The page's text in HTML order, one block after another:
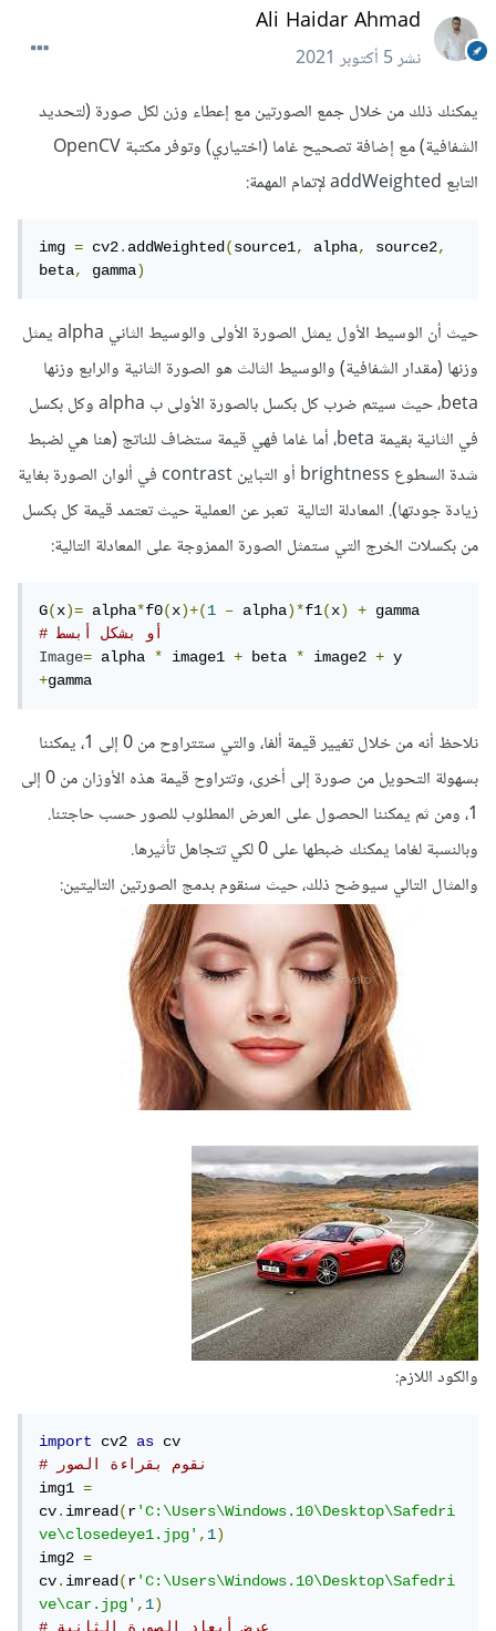
Ali Haidar Ahmad
نشر5 أكتوبر 2021
يمكنك ذلك من خلال جمع الصورتين مع إعطاء وزن لكل صورة (لتحديد
الشفافية) مع إضافة تصحيح غاما (اختياري) وتوفر مكتبة OpenCV
التابع addWeighted لإتمام المهمة:
img = cv2.addWeighted(source1, alpha, source2,
beta, gamma)
حيث أن الوسيط الأول يمثل الصورة الأولى والوسيط الثاني alpha يمثل
وزنها (مقدار الشفافية) والوسيط الثالث هو الصورة الثانية والرابع وزنها
beta، حيث سيتم ضرب كل بكسل بالصورة الأولى ب alpha وكل بكسل
في الثانية بقيمة beta، أما غاما فهي قيمة ستضاف للناتج (هنا هي لضبط
شدة السطوع brightness أو التباين contrast في ألوان الصورة بغاية
زيادة جودتها). المعادلة التالية تعبر عن العملية حيث تعتمد قيمة كل بكسل
من بكسلات الخرج التي ستمثل الصورة الممزوجة على المعادلة التالية:
G(x)= alpha*f0(x)+(1 – alpha)*f1(x) +
# أو بشكل أبسط
Image= alpha * image1 + beta * image2 +
+gamma
نلاحظ أنه من خلال تغيير قيمة ألفا، والتي ستتراوح من 0 إلى 1، يمكننا
بسهولة التحويل من صورة إلى أخرى، وتتراوح قيمة هذه الأوزان من 0 إلى
1، ومن ثم يمكننا الحصول على العرض المطلوب للصور حسب حاجتنا.
وبالنسبة لغاما يمكنك ضبطها على 0 لكي تتجاهل تأثيرها.
والمثال التالي سيوضح ذلك، حيث سنقوم بدمج الصورتين التاليتين:
والكود اللازم:
import cv2 as
# نقوم بقراءة الصور
img1 =
cv.imread(r'C:\Users\Windows.10\Desktop\Safedri
ve\closedeye1.jpg',1)
img2 =
cv.imread(r'C:\Users\Windows.10\Desktop\Safedri
ve\car.jpg',1)